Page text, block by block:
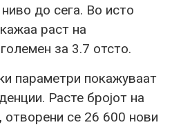
до сега. Во исто
раст на
за 3.7 отсто.
параметри покажуваат
Расте бројот на
отворени се 26 600 нови